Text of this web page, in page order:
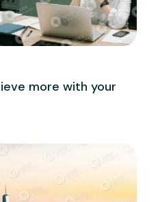
more with your